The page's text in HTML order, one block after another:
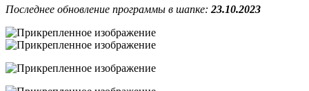
Последнее обновление программы в шапке: 23.10.2023